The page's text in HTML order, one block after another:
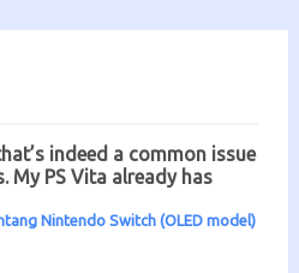
indeed a common issue
My PS Vita already has
Nintendo Switch (OLED model)